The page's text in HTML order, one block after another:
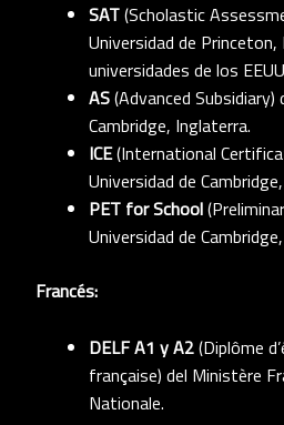
SAT(Scholastic
Universidad de
universidades de los
AS(Advanced Subsidiary)
Cambridge, Inglaterra.
ICE(International
Universidad de
PET for School
Universidad de
Francés:
DELF A1 y A2(Diplôme
française) del Ministère
Nationale.